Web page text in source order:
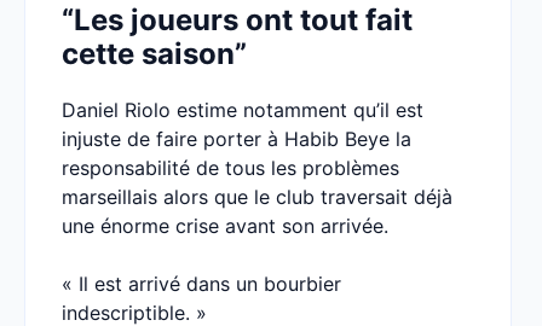
“Les joueurs ont tout fait
cette saison”
Daniel Riolo estime notamment qu’il est
injuste de faire porter à Habib Beye la
responsabilité de tous les problèmes
marseillais alors que le club traversait déjà
une énorme crise avant son arrivée.
« Il est arrivé dans un bourbier
indescriptible. »